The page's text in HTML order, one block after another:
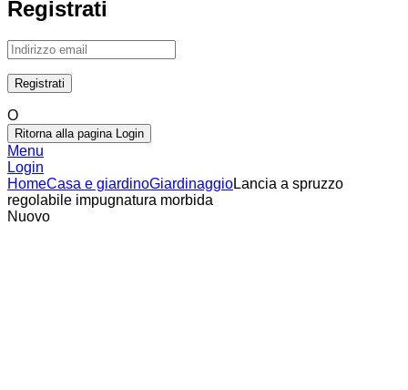
Registrati
O
Ritorna alla pagina Login
Menu
Login
HomeCasa e giardinoGiardinaggioLancia a spruzzo
regolabile impugnatura morbida
Nuovo